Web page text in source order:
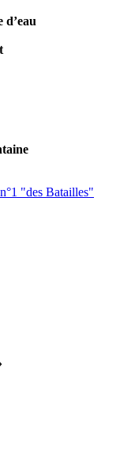
d’eau
"des Batailles"